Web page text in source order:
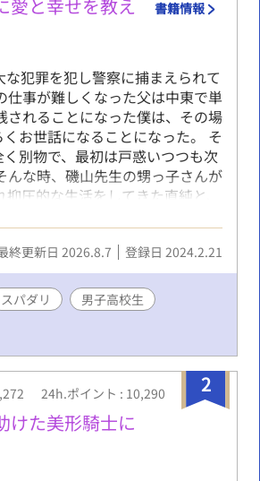
愛と幸せを教え 書籍情報
犯罪を犯し警察に捕まえられて
仕事が難しくなった父は中東で単
れることになった僕は、その場
お世話になることになった。 そ
別物で、最初は戸惑いつつも次
な時、磯山先生の甥っ子さんが
圧的な生活をしてきた直純と、
話です。 こちらは『歩けなくな
世話されています』の中の脇カ
出番が増えてきて主人公カップ
になるところから話を独立させ
せて少しずつ繋がりを綺麗にし
少しかかりますが、その場面に
終更新日 2026.8.7 登録日 2024.2.21
スパダリ
男子高校生
2
24h.ポイント : 10,290
けた美形騎士に